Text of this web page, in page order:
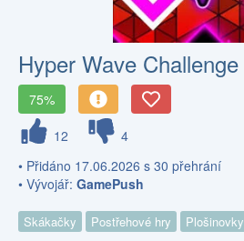
Hyper Wave Challenge
75%
12
4
• Přidáno 17.06.2026 s 30 přehrání
• Vývojář: GamePush
Skákačky Postřehové hry Plošinovky